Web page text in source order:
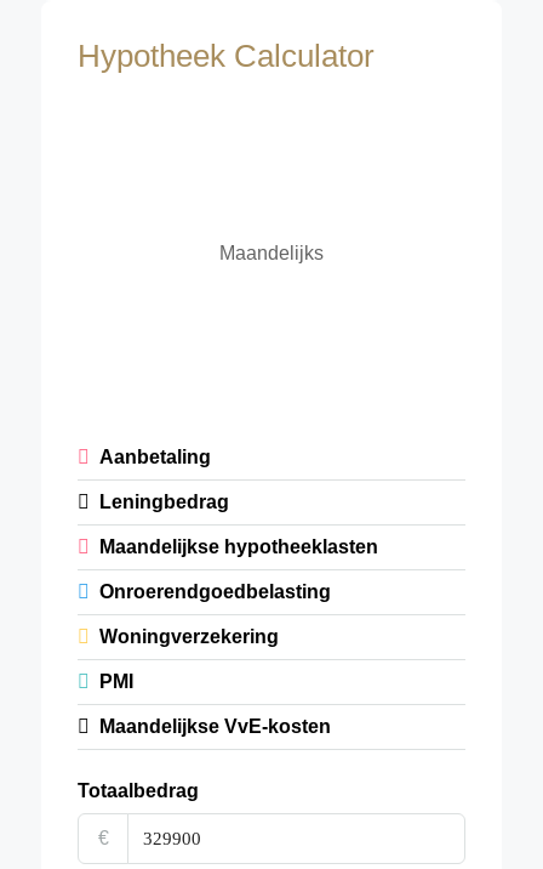
Hypotheek Calculator
Maandelijks
Aanbetaling
Leningbedrag
Maandelijkse hypotheeklasten
Onroerendgoedbelasting
Woningverzekering
PMI
Maandelijkse VvE-kosten
Totaalbedrag
€